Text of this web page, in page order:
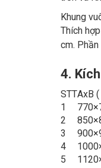
Khung
Thích
cm.
4.
STTAxB
1
2
3
4
5